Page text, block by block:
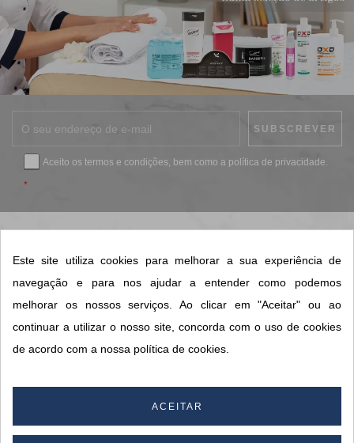
Aceito os termos e condições, bem como a política de privacidade.
*
A SORISA
A SUA CONTA
© 2026 SORISA S.A. - Todos os direitos reservados.
By
Este site utiliza cookies para melhorar a sua experiência de
navegação e para nos ajudar a entender como podemos
melhorar os nossos serviços. Ao clicar em "Aceitar" ou ao
continuar a utilizar o nosso site, concorda com o uso de cookies
de acordo com a nossa política de cookies.
ACEITAR